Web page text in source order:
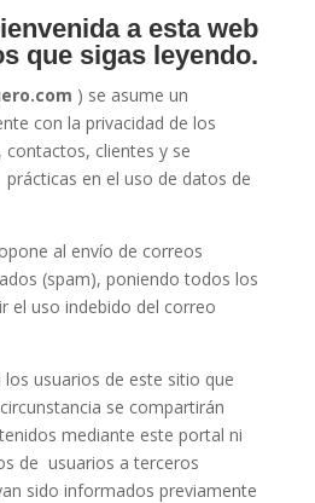
a esta web
que sigas leyendo.
) se asume un
con la privacidad de los
clientes y se
en el uso de datos de
al envío de correos
(spam), poniendo todos los
el uso indebido del correo
usuarios de este sitio que
se compartirán
mediante este portal ni
de usuarios a terceros
sido informados previamente